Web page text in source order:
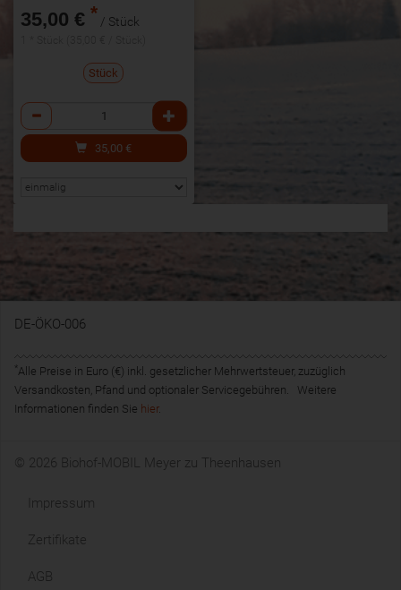
35,00 € * / Stück
Stück
Anzahl
35,00 €
DE-ÖKO-006
*Alle Preise in Euro (€) inkl. gesetzlicher Mehrwertsteuer, zuzüglich
Versandkosten, Pfand und optionaler Servicegebühren. Weitere
Informationen finden Sie hier.
© 2026 Biohof-MOBIL Meyer zu Theenhausen
Impressum
Zertifikate
AGB